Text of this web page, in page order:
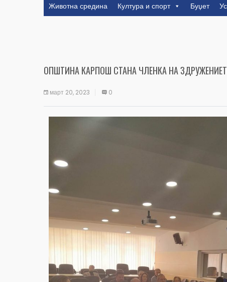
Животна средина
Култура и спорт Буџет
ОПШТИНА КАРПОШ СТАНА ЧЛЕНКА НА
март 20, 2023 0